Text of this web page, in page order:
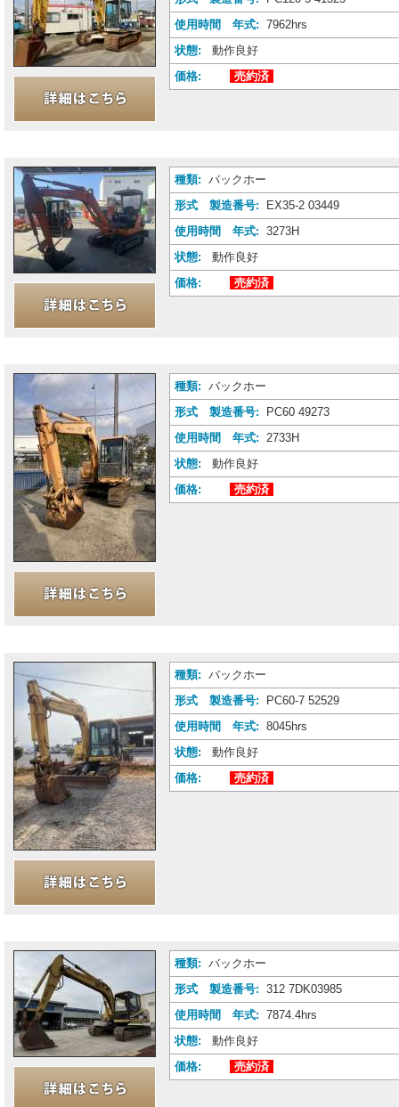
使用時間 年式: 7962hrs
状態:
動作良好
価格:
売約済
種類: バックホー
形式 製造番号:
EX35-2 03449
使用時間 年式: 3273H
状態:
動作良好
価格:
売約済
種類: バックホー
形式 製造番号:
PC60 49273
使用時間 年式: 2733H
状態:
動作良好
価格:
売約済
種類: バックホー
形式 製造番号:
PC60-7 52529
使用時間 年式: 8045hrs
状態:
動作良好
価格:
売約済
種類: バックホー
形式 製造番号: 312 7DK03985
使用時間 年式: 7874.4hrs
状態:
動作良好
価格:
売約済